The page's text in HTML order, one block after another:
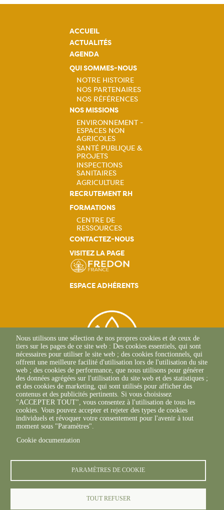
ACCUEIL
ACTUALITÉS
AGENDA
QUI SOMMES-NOUS
Navigation
principale
NOTRE HISTOIRE
NOS PARTENAIRES
NOS RÉFÉRENCES
NOS MISSIONS
Navigation
principale
ENVIRONNEMENT -
ESPACES NON
AGRICOLES
SANTÉ PUBLIQUE &
PROJETS
INSPECTIONS
SANITAIRES
AGRICULTURE
RECRUTEMENT RH
FORMATIONS
Navigation
principale
CENTRE DE
RESSOURCES
CONTACTEZ-NOUS
VISITEZ LA PAGE
ESPACE ADHÉRENTS
2, Esplanade Roland
Garros
51 100 REIMS
03.26.77.36.70
Nous utilisons une sélection de nos propres cookies et de ceux de
tiers sur les pages de ce site web : Des cookies essentiels, qui sont
nécessaires pour utiliser le site web ; des cookies fonctionnels, qui
offrent une meilleure facilité d'utilisation lors de l'utilisation du site
web ; des cookies de performance, que nous utilisons pour générer
des données agrégées sur l'utilisation du site web et des statistiques ;
et des cookies de marketing, qui sont utilisés pour afficher des
contenus et des publicités pertinents. Si vous choisissez
"ACCEPTER TOUT", vous consentez à l'utilisation de tous les
cookies. Vous pouvez accepter et rejeter des types de cookies
individuels et révoquer votre consentement pour l'avenir à tout
moment sous "Paramètres".
Cookie documentation
PARAMÈTRES DE COOKIE
TOUT REFUSER